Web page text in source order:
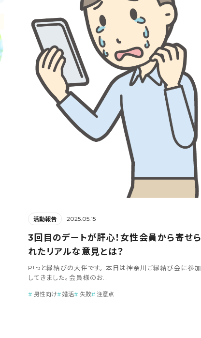
活動報告 2025.05.15
3回目のデートが肝心！女性会員から寄せら
れたリアルな意見とは？
P!っと縁結びの大伴です。 本日は神奈川ご縁結び会に参加
してきました。会員様のお...
男性向け 婚活 失敗 注意点